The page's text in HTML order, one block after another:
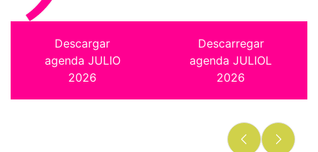
Descargar
agenda JULIO
2026
Descarregar
agenda JULIOL
2026